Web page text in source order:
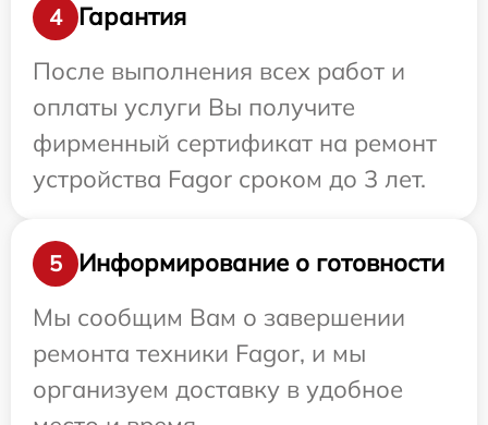
4
Гарантия
После выполнения всех работ и
оплаты услуги Вы получите
фирменный сертификат на ремонт
устройства Fagor сроком до 3 лет.
5
Информирование о готовности
Мы сообщим Вам о завершении
ремонта техники Fagor, и мы
организуем доставку в удобное